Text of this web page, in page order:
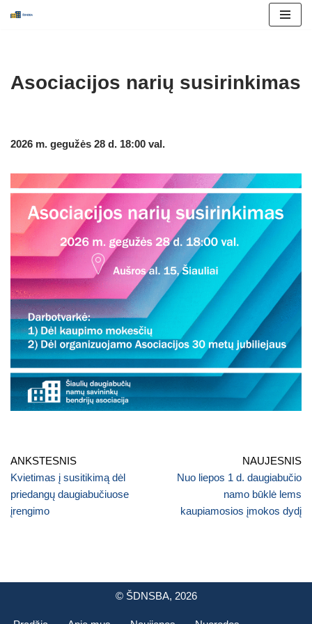
Asociacijos narių susirinkimas
2026 m. gegužės 28 d. 18:00 val.
Kvietimas į susitikimą dėl
priedangų daugiabučiuose
įrengimo
Nuo liepos 1 d. daugiabučio
namo būklė lems
kaupiamosios įmokos dydį
© ŠDNSBA, 2026